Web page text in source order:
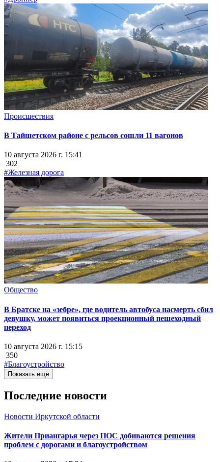
Происшествия
В Тайшетском районе с рельсов сошли 11 вагонов
10 августа 2026 г. 15:41
302
#Железная дорога
Общество
В Братске на «зебре», где водитель автобуса насмерть сбил
девушку, может появиться проекционный пешеходный
переход
10 августа 2026 г. 15:15
350
#Благоустройство
Показать ещё
Последние новости
Новости Иркутской области
Жители Приангарья через ПОС добиваются решения
проблем с дорогами и благоустройством